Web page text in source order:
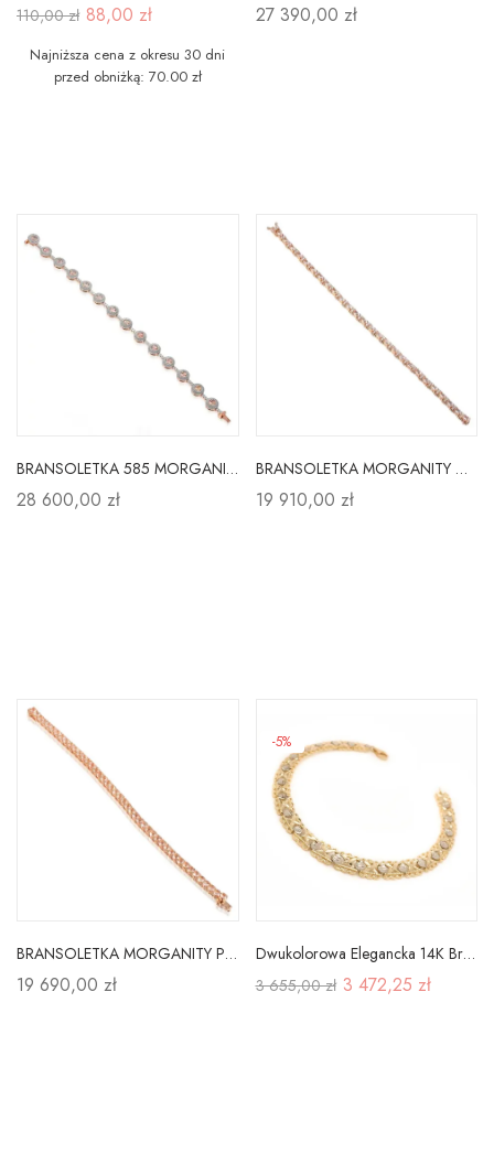
110,00 zł 88,00 zł
Najniższa cena z okresu 30 dni
przed obniżką: 70.00 zł
27 390,00 zł
BRANSOLETKA 585 MORGANIT DIAMENTY RÓŻOWE ZŁOTO
28 600,00 zł
BRANSOLETKA MORGANITY DIAMENTY pr 585 RÓŻOWE ZŁOTO
19 910,00 zł
BRANSOLETKA MORGANITY PRÓBA 585 RÓŻOWE ZŁOTO 18cm
19 690,00 zł
-5%
Dwukolorowa Elegancka 14K Bransoletka na Prezent
3 655,00 zł 3 472,25 zł